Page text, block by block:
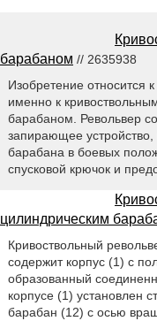
барабаном // 2635938
Изобретение относится
именно к
барабаном. Револьвер
запирающее
барабана в боевых
спусковой крючок и
цилиндрическим
Кривоствольный
содержит корпус (1) с
образованный
корпусе (1) установлен
барабан (12) с осью